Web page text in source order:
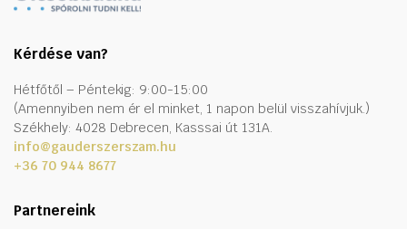
Kérdése van?
Hétfőtől – Péntekig: 9:00-15:00
(Amennyiben nem ér el minket, 1 napon belül visszahívjuk.)
Székhely: 4028 Debrecen, Kasssai út 131A.
info@gauderszerszam.hu
+36 70 944 8677
Partnereink